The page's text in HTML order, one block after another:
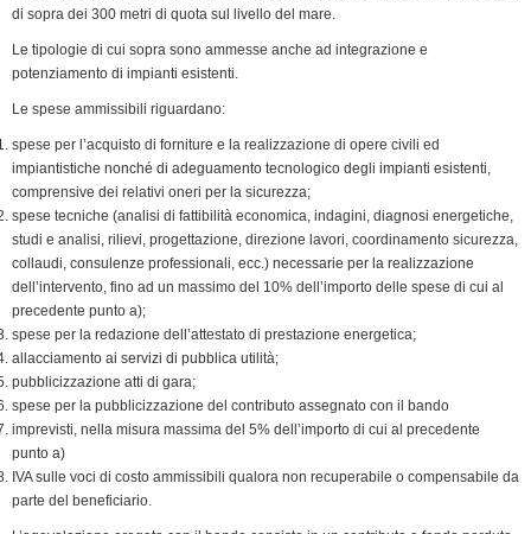
di sopra dei 300 metri di quota sul livello del mare.
Le tipologie di cui sopra sono ammesse anche ad integrazione e
potenziamento di impianti esistenti.
Le spese ammissibili riguardano:
spese per l’acquisto di forniture e la realizzazione di opere civili ed
impiantistiche nonché di adeguamento tecnologico degli impianti esistenti,
comprensive dei relativi oneri per la sicurezza;
spese tecniche (analisi di fattibilità economica, indagini, diagnosi energetiche,
studi e analisi, rilievi, progettazione, direzione lavori, coordinamento sicurezza,
collaudi, consulenze professionali, ecc.) necessarie per la realizzazione
dell’intervento, fino ad un massimo del 10% dell’importo delle spese di cui al
precedente punto a);
spese per la redazione dell’attestato di prestazione energetica;
allacciamento ai servizi di pubblica utilità;
pubblicizzazione atti di gara;
spese per la pubblicizzazione del contributo assegnato con il bando
imprevisti, nella misura massima del 5% dell’importo di cui al precedente
punto a)
IVA sulle voci di costo ammissibili qualora non recuperabile o compensabile da
parte del beneficiario.